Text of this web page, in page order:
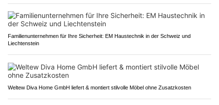
Familienunternehmen für Ihre Sicherheit: EM Haustechnik in der Schweiz und
Liechtenstein
Weltew Diva Home GmbH liefert & montiert stilvolle Möbel ohne Zusatzkosten